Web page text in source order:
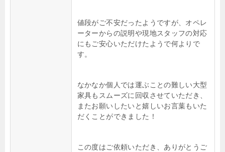
値段がご不安だったようですが、オペレ
ーターからの説明や現地スタッフの対応
にもご安心いただけたようで何よりで
す。
なかなか個人では運ぶことの難しい大型
家具もスムーズに回収させていただき、
またお願いしたいと嬉しいお言葉もいた
だくことができました！
この度はご依頼いただき、ありがとうご